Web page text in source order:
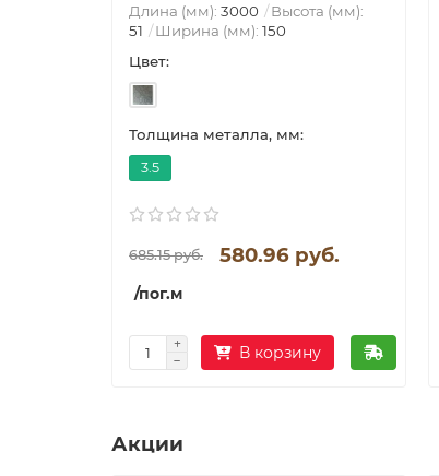
Длина (мм): 3000
Высота (мм):
51
Ширина (мм): 150
Цвет:
Толщина металла, мм:
3.5
685.15 руб. 580.96 руб.
/пог.м
В корзину
Акции